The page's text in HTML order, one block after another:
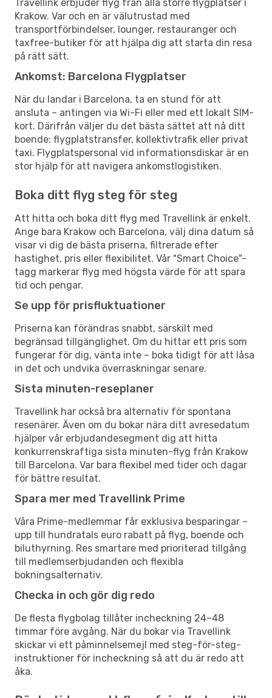
Travellink erbjuder flyg från alla större flygplatser i
Krakow. Var och en är välutrustad med
transportförbindelser, lounger, restauranger och
taxfree-butiker för att hjälpa dig att starta din resa
på rätt sätt.
Ankomst: Barcelona Flygplatser
När du landar i Barcelona, ta en stund för att
ansluta – antingen via Wi-Fi eller med ett lokalt SIM-
kort. Därifrån väljer du det bästa sättet att nå ditt
boende: flygplatstransfer, kollektivtrafik eller privat
taxi. Flygplatspersonal vid informationsdiskar är en
stor hjälp för att navigera ankomstlogistiken.
Boka ditt flyg steg för steg
Att hitta och boka ditt flyg med Travellink är enkelt.
Ange bara Krakow och Barcelona, välj dina datum så
visar vi dig de bästa priserna, filtrerade efter
hastighet, pris eller flexibilitet. Vår "Smart Choice"-
tagg markerar flyg med högsta värde för att spara
tid och pengar.
Se upp för prisfluktuationer
Priserna kan förändras snabbt, särskilt med
begränsad tillgänglighet. Om du hittar ett pris som
fungerar för dig, vänta inte – boka tidigt för att låsa
in det och undvika överraskningar senare.
Sista minuten-reseplaner
Travellink har också bra alternativ för spontana
resenärer. Även om du bokar nära ditt avresedatum
hjälper vår erbjudandesegment dig att hitta
konkurrenskraftiga sista minuten-flyg från Krakow
till Barcelona. Var bara flexibel med tider och dagar
för bättre resultat.
Spara mer med Travellink Prime
Våra Prime-medlemmar får exklusiva besparingar –
upp till hundratals euro rabatt på flyg, boende och
biluthyrning. Res smartare med prioriterad tillgång
till medlemserbjudanden och flexibla
bokningsalternativ.
Checka in och gör dig redo
De flesta flygbolag tillåter incheckning 24–48
timmar före avgång. När du bokar via Travellink
skickar vi ett påminnelsemejl med steg-för-steg-
instruktioner för incheckning så att du är redo att
åka.